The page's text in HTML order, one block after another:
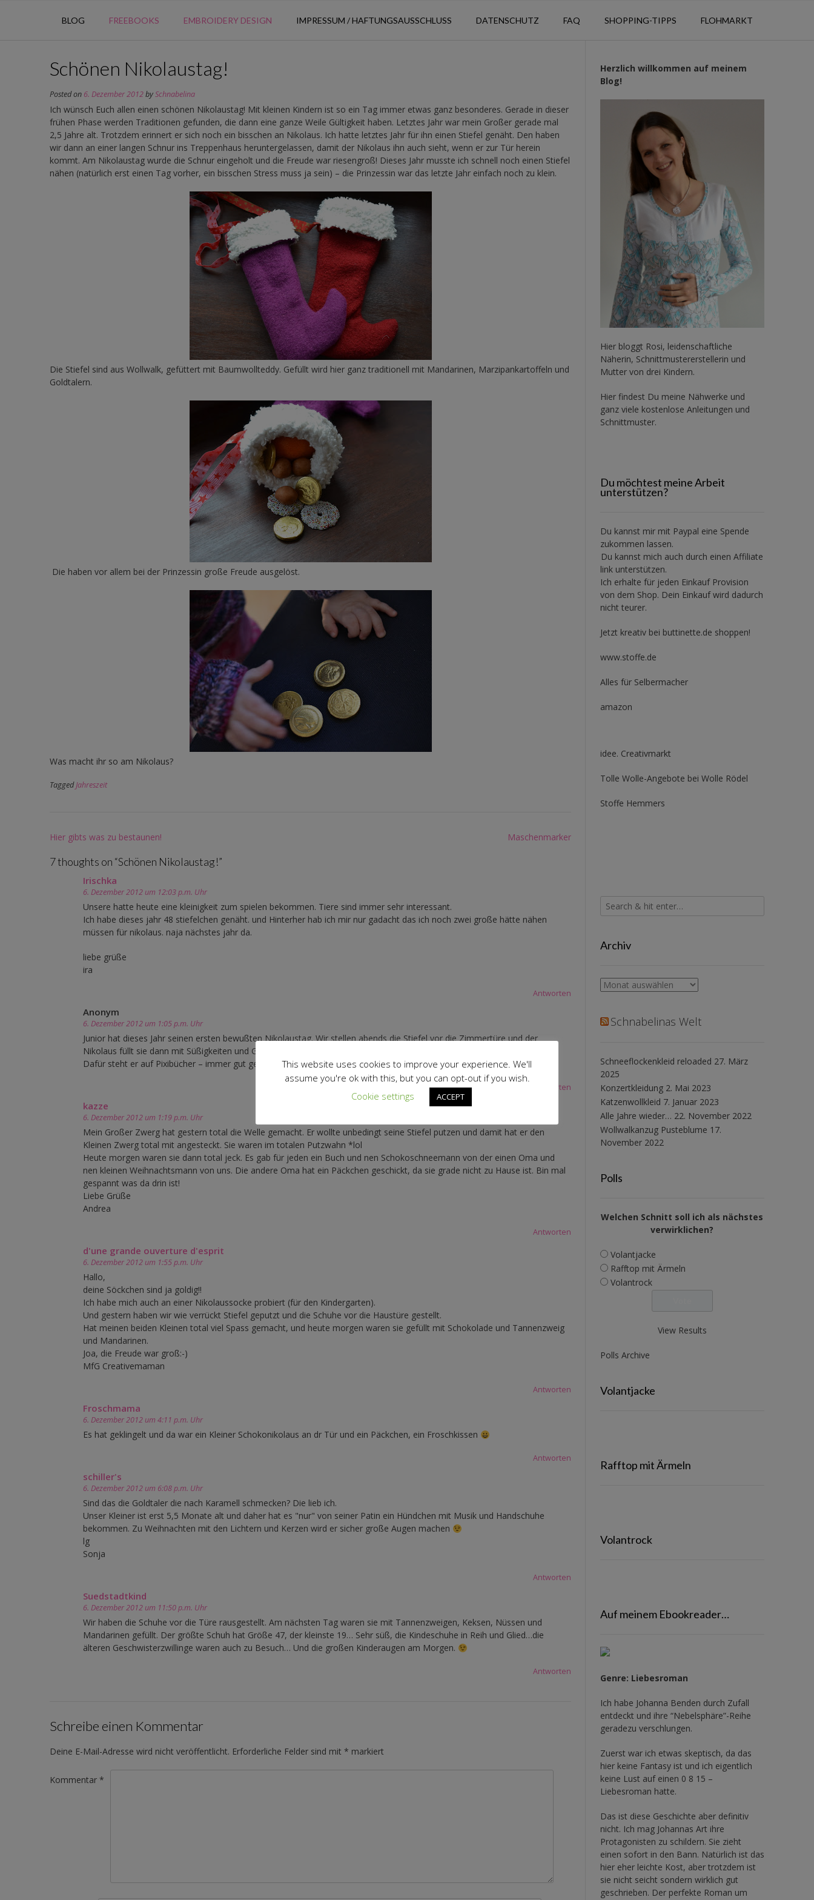
BLOG FREEBOOKS EMBROIDERY DESIGN IMPRESSUM / HAFTUNGSAUSSCHLUSS DATENSCHUTZ FAQ SHOPPING-TIPPS FLOHMARKT
Schönen Nikolaustag!
Posted on 6. Dezember 2012bySchnabelina
Ich wünsch Euch allen einen schönen Nikolaustag! Mit kleinen Kindern ist so ein Tag immer etwas ganz besonderes. Gerade in dieser
frühen Phase werden Traditionen gefunden, die dann eine ganze Weile Gültigkeit haben. Letztes Jahr war mein Großer gerade mal
2,5 Jahre alt. Trotzdem erinnert er sich noch ein bisschen an Nikolaus. Ich hatte letztes Jahr für ihn einen Stiefel genäht. Den haben
wir dann an einer langen Schnur ins Treppenhaus heruntergelassen, damit der Nikolaus ihn auch sieht, wenn er zur Tür herein
kommt. Am Nikolaustag wurde die Schnur eingeholt und die Freude war riesengroß! Dieses Jahr musste ich schnell noch einen Stiefel
nähen (natürlich erst einen Tag vorher, ein bisschen Stress muss ja sein) – die Prinzessin war das letzte Jahr einfach noch zu klein.
Die Stiefel sind aus Wollwalk, gefüttert mit Baumwollteddy. Gefüllt wird hier ganz traditionell mit Mandarinen, Marzipankartoffeln und
Goldtalern.
Die haben vor allem bei der Prinzessin große Freude ausgelöst.
Was macht ihr so am Nikolaus?
TaggedJahreszeit
Post
Hier gibts was zu bestaunen! Maschenmarker
7 thoughts on “Schönen Nikolaustag!”
Irischka
6. Dezember 2012 um 12:03 p.m. Uhr
Unsere hatte heute eine kleinigkeit zum spielen bekommen. Tiere sind immer sehr interessant.
Ich habe dieses jahr 48 stiefelchen genäht. und Hinterher hab ich mir nur gadacht das ich noch zwei große hätte nähen
müssen für nikolaus. naja nächstes jahr da.
liebe grüße
ira
Antworten
Anonym
6. Dezember 2012 um 1:05 p.m. Uhr
Junior hat dieses Jahr seinen ersten bewußten Nikolaustag. Wir stellen abends die Stiefel vor die Zimmertüre und der
Nikolaus füllt sie dann mit Süßigkeiten und Geschenken. Mit Mandarinen hat er es nicht, da bevorzugt er anderes Obst.
Dafür steht er auf Pixibücher – immer gut geeignet.
Antworten
kazze
6. Dezember 2012 um 1:19 p.m. Uhr
Mein Großer Zwerg hat gestern total die Welle gemacht. Er wollte unbedingt seine Stiefel putzen und damit hat er den
Kleinen Zwerg total mit angesteckt. Sie waren im totalen Putzwahn *lol
Heute morgen waren sie dann total jeck. Es gab für jeden ein Buch und nen Schokoschneemann von der einen Oma und
nen kleinen Weihnachtsmann von uns. Die andere Oma hat ein Päckchen geschickt, da sie grade nicht zu Hause ist. Bin mal
gespannt was da drin ist!
Liebe Grüße
Andrea
Antworten
d'une grande ouverture d'esprit
6. Dezember 2012 um 1:55 p.m. Uhr
Hallo,
deine Söckchen sind ja goldig!!
Ich habe mich auch an einer Nikolaussocke probiert (für den Kindergarten).
Und gestern haben wir wie verrückt Stiefel geputzt und die Schuhe vor die Haustüre gestellt.
Hat meinen beiden Kleinen total viel Spass gemacht, und heute morgen waren sie gefüllt mit Schokolade und Tannenzweig
und Mandarinen.
Joa, die Freude war groß:-)
MfG Creativemaman
Antworten
Froschmama
6. Dezember 2012 um 4:11 p.m. Uhr
Es hat geklingelt und da war ein Kleiner Schokonikolaus an dr Tür und ein Päckchen, ein Froschkissen
Antworten
schiller's
6. Dezember 2012 um 6:08 p.m. Uhr
Sind das die Goldtaler die nach Karamell schmecken? Die lieb ich.
Unser Kleiner ist erst 5,5 Monate alt und daher hat es "nur" von seiner Patin ein Hündchen mit Musik und Handschuhe
bekommen. Zu Weihnachten mit den Lichtern und Kerzen wird er sicher große Augen machen
lg
Sonja
Antworten
Suedstadtkind
6. Dezember 2012 um 11:50 p.m. Uhr
Wir haben die Schuhe vor die Türe rausgestellt. Am nächsten Tag waren sie mit Tannenzweigen, Keksen, Nüssen und
Mandarinen gefüllt. Der größte Schuh hat Größe 47, der kleinste 19… Sehr süß, die Kindeschuhe in Reih und Glied…die
älteren Geschwisterzwillinge waren auch zu Besuch… Und die großen Kinderaugen am Morgen.
Antworten
Schreibe einen Kommentar
Deine E-Mail-Adresse wird nicht veröffentlicht. Erforderliche Felder sind mit * markiert
Kommentar *
Herzlich willkommen auf meinem
Blog!
Hier bloggt Rosi, leidenschaftliche
Näherin, Schnittmustererstellerin und
Mutter von drei Kindern.
Hier findest Du meine Nähwerke und
ganz viele kostenlose Anleitungen und
Schnittmuster.
Du möchtest meine Arbeit
unterstützen?
Du kannst mir mit Paypal eine Spende
zukommen lassen.
Du kannst mich auch durch einen Affiliate
link unterstützen.
Ich erhalte für jeden Einkauf Provision
von dem Shop. Dein Einkauf wird dadurch
nicht teurer.
Jetzt kreativ bei buttinette.de shoppen!
www.stoffe.de
Alles für Selbermacher
amazon
idee. Creativmarkt
Tolle Wolle-Angebote bei Wolle Rödel
Stoffe Hemmers
Archiv
Archiv
Schnabelinas Welt
Schneeflockenkleid reloaded 27. März
2025
Konzertkleidung 2. Mai 2023
Katzenwollkleid 7. Januar 2023
Alle Jahre wieder… 22. November 2022
Wollwalkanzug Pusteblume 17.
November 2022
Polls
Welchen Schnitt soll ich als nächstes
verwirklichen?
Volantjacke
Rafftop mit Ärmeln
Volantrock
View Results
Polls Archive
Volantjacke
Rafftop mit Ärmeln
Volantrock
Auf meinem Ebookreader…
Genre: Liebesroman
Ich habe Johanna Benden durch Zufall
entdeckt und ihre “Nebelsphäre”-Reihe
geradezu verschlungen.
Zuerst war ich etwas skeptisch, da das
hier keine Fantasy ist und ich eigentlich
keine Lust auf einen 0 8 15 –
Liebesroman hatte.
Das ist diese Geschichte aber definitiv
nicht. Ich mag Johannas Art ihre
Protagonisten zu schildern. Sie zieht
einen sofort in den Bann. Natürlich ist das
hier eher leichte Kost, aber trotzdem ist
sie nicht seicht sondern wirklich gut
geschrieben. Der perfekte Roman um
This website uses cookies to improve your experience. We'll
assume you're ok with this, but you can opt-out if you wish.
Cookie settings
ACCEPT